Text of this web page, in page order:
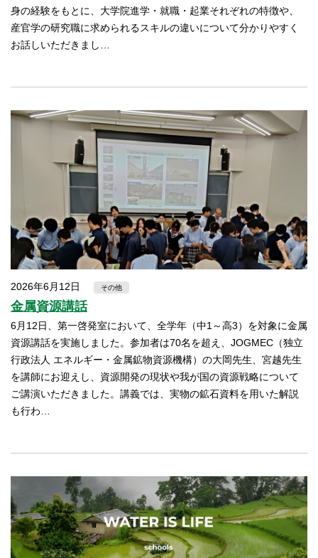
身の経験をもとに、大学院進学・就職・起業それぞれの特徴や、
産官学の研究職に求められるスキルの違いについて分かりやすく
お話しいただきまし…
2026年6月12日 その他
金属資源講話
6月12日、第一啓発室において、全学年（中1～高3）を対象に金属
資源講話を実施しました。参加者は70名を超え、JOGMEC（独立
行政法人 エネルギー・金属鉱物資源機構）の大岡先生、宮越先生
を講師にお迎えし、資源開発の現状や我が国の資源戦略について
ご講演いただきました。講義では、実物の鉱石資料を用いた解説
も行わ…